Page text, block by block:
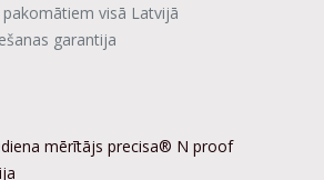
visā Latvijā
garantija
mērītājs precisa® N proof